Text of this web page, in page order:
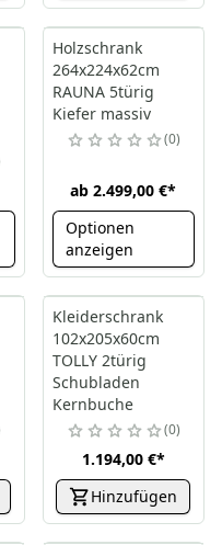
Holzschrank
264x224x62cm
RAUNA 5türig
Kiefer massiv
0
ab 2.499,00 €*
Optionen
anzeigen
Kleiderschrank
102x205x60cm
TOLLY 2türig
Schubladen
Kernbuche
0
1.194,00 €*
Hinzufügen